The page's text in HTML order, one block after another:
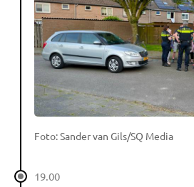
Foto: Sander van Gils/SQ Media
19.00